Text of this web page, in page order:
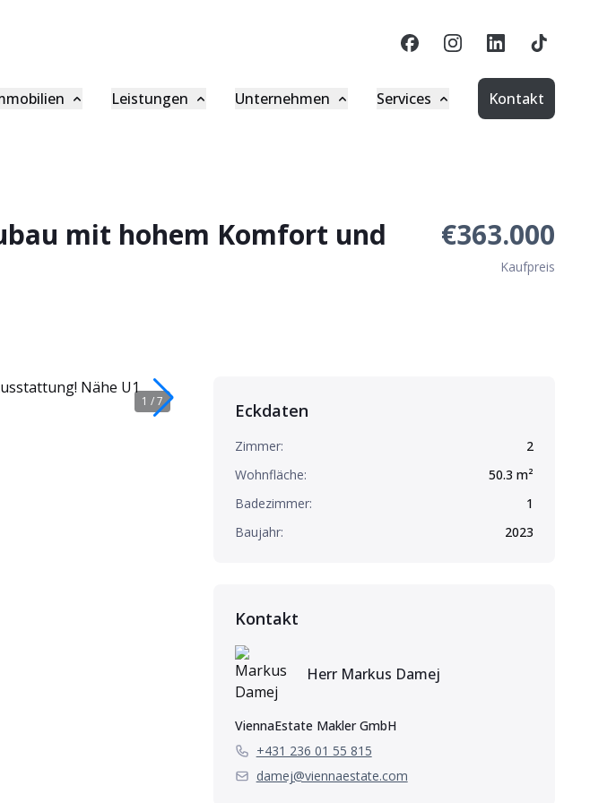
Leistungen
Baumanagement
Unternehmen
Presse
Services
idwell Login
Kontakt
mit hohem Komfort und
€363.000
Kaufpreis
1 /7 Eckdaten
Zimmer:
2
Wohnfläche:
50.3 m²
Badezimmer:
1
Baujahr:
2023
Kontakt
Herr Markus Damej
ViennaEstate Makler GmbH
+431 236 01 55 815
damej@viennaestate.com